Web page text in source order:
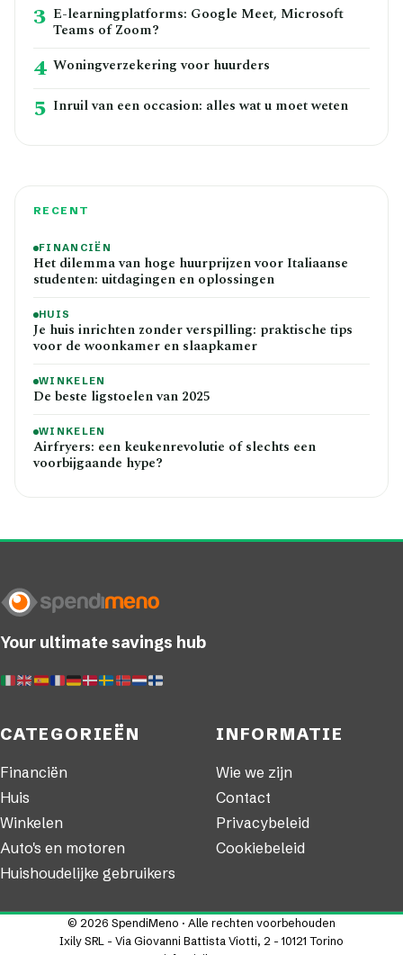
3 E-learningplatforms: Google Meet, Microsoft
Teams of Zoom?
4 Woningverzekering voor huurders
5 Inruil van een occasion: alles wat u moet weten
RECENT
FINANCIËN
Het dilemma van hoge huurprijzen voor Italiaanse
studenten: uitdagingen en oplossingen
HUIS
Je huis inrichten zonder verspilling: praktische tips
voor de woonkamer en slaapkamer
WINKELEN
De beste ligstoelen van 2025
WINKELEN
Airfryers: een keukenrevolutie of slechts een
voorbijgaande hype?
Your ultimate savings hub
CATEGORIEËN
Financiën
Huis
Winkelen
Auto's en motoren
Huishoudelijke gebruikers
INFORMATIE
Wie we zijn
Contact
Privacybeleid
Cookiebeleid
© 2026 SpendiMeno · Alle rechten voorbehouden
Ixily SRL - Via Giovanni Battista Viotti, 2 - 10121 Torino